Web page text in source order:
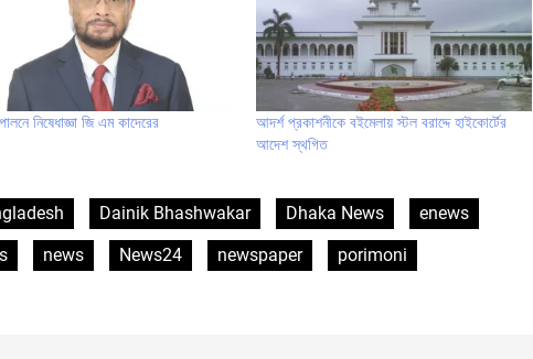
নিষেধাজ্ঞা জি এম কাদেরের
আদর্শ প্রকাশনীকে বইমেলায় স্টল বরাদ্দে হাইকোর্টের
আদেশ স্থগিত
Dainik Bhashwakar Dhaka News
enews
news News24 newspaper
porimoni